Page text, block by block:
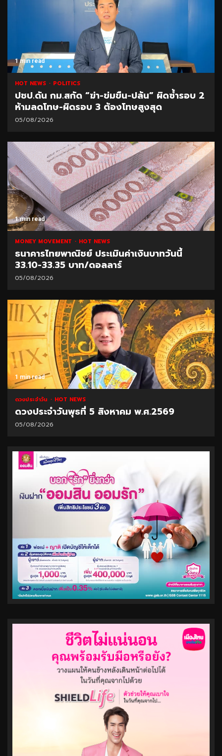
1 min read
HOT NEWS POLITICS
ปชป.ดัน กม.สกัด “ฆ่า-ข่มขืน-ปล้น” ผิดซ้ำรอบ 2
ห้ามลดโทษ-ผิดรอบ 3 ต้องโทษสูงสุด
05/08/2026
1 min read
MONEY MOVEMENT HOT NEWS
ธนาคารไทยพาณิชย์ ประเมินค่าเงินบาทวันนี้
33.10-33.35 บาท/ดอลลาร์
05/08/2026
1 min read
ดวงประจำวัน HOT NEWS
ดวงประจำวันพุธที่ 5 สิงหาคม พ.ศ.2569
05/08/2026